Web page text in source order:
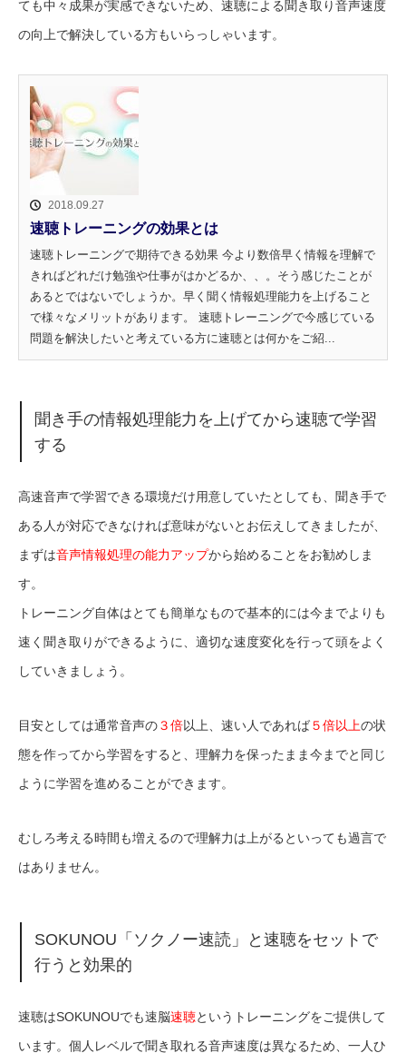
ても中々成果が実感できないため、速聴による聞き取り音声速度
の向上で解決している方もいらっしゃいます。
2018.09.27
速聴トレーニングの効果とは
速聴トレーニングで期待できる効果 今より数倍早く情報を理解で
きればどれだけ勉強や仕事がはかどるか、、。そう感じたことが
あるとではないでしょうか。早く聞く情報処理能力を上げること
で様々なメリットがあります。 速聴トレーニングで今感じている
問題を解決したいと考えている方に速聴とは何かをご紹...
聞き手の情報処理能力を上げてから速聴で学習
する
高速音声で学習できる環境だけ用意していたとしても、聞き手で
ある人が対応できなければ意味がないとお伝えしてきましたが、
まずは音声情報処理の能力アップから始めることをお勧めしま
す。
トレーニング自体はとても簡単なもので基本的には今までよりも
速く聞き取りができるように、適切な速度変化を行って頭をよく
していきましょう。
目安としては通常音声の３倍以上、速い人であれば５倍以上の状
態を作ってから学習をすると、理解力を保ったまま今までと同じ
ように学習を進めることができます。
むしろ考える時間も増えるので理解力は上がるといっても過言で
はありません。
SOKUNOU「ソクノー速読」と速聴をセットで
行うと効果的
速聴はSOKUNOUでも速脳速聴というトレーニングをご提供して
います。個人レベルで聞き取れる音声速度は異なるため、一人ひ